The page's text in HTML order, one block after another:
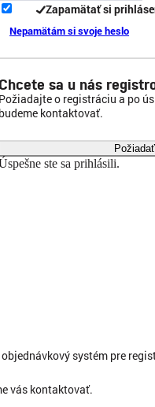
Zapamätať si
Nepamätám si svoje heslo
sa u nás
Požiadajte o registráciu a po
budeme kontaktovať.
ste sa prihlásili.
systém pre
vás kontaktovať.